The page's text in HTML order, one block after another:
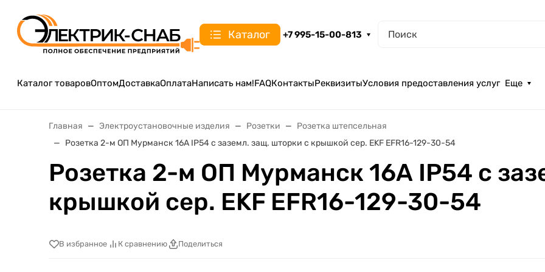
Каталог +7 995-15-00-813
Каталог товаровОптомДоставкаОплатаНаписать нам!FAQКонтактыРеквизитыУсловия предоставления услуг Еще
Главная Электроустановочные изделия Розетки
Розетка штепсельная
Розетка 2-м ОП Мурманск 16А IP54 с заземл. защ. шторки с крышкой сер. EKF EFR16-129-30-54
Розетка 2-м ОП Мурманск 16А IP54 с
крышкой сер. EKF EFR16-129-30-54
В избранное К сравнению Поделиться